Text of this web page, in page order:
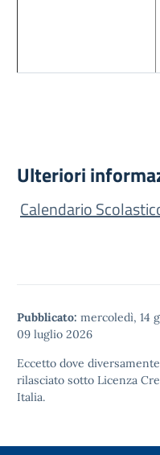
Ulteriori
Calendario
Pubblicato: mercoledì, 14
09 luglio 2026
Eccetto dove
rilasciato sotto Licenza
Italia.